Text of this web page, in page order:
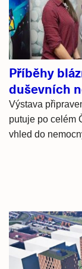
Příběhy
duševních
Výstava
putuje po celém
vhled do
Hlavní
novinky